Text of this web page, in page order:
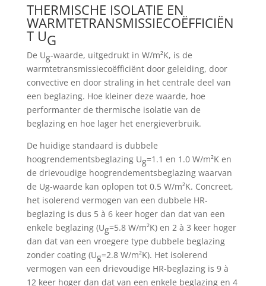
THERMISCHE ISOLATIE EN
WARMTETRANSMISSIECOËFFICIËN
T UG
De Ug-waarde, uitgedrukt in W/m²K, is de
warmtetransmissiecoëfficiënt door geleiding, door
convective en door straling in het centrale deel van
een beglazing. Hoe kleiner deze waarde, hoe
performanter de thermische isolatie van de
beglazing en hoe lager het energieverbruik.
De huidige standaard is dubbele
hoogrendementsbeglazing Ug=1.1 en 1.0 W/m²K en
de drievoudige hoogrendementsbeglazing waarvan
de Ug-waarde kan oplopen tot 0.5 W/m²K. Concreet,
het isolerend vermogen van een dubbele HR-
beglazing is dus 5 à 6 keer hoger dan dat van een
enkele beglazing (Ug=5.8 W/m²K) en 2 à 3 keer hoger
dan dat van een vroegere type dubbele beglazing
zonder coating (Ug=2.8 W/m²K). Het isolerend
vermogen van een drievoudige HR-beglazing is 9 à
12 keer hoger dan dat van een enkele beglazing en 4